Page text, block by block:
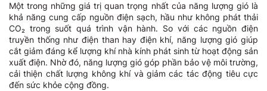
Một trong những giá trị quan trọng nhất của năng lượng gió là
khả năng cung cấp nguồn điện sạch, hầu như không phát thải
CO₂ trong suốt quá trình vận hành. So với các nguồn điện
truyền thống như điện than hay điện khí, năng lượng gió giúp
cắt giảm đáng kể lượng khí nhà kính phát sinh từ hoạt động sản
xuất điện. Nhờ đó, năng lượng gió góp phần bảo vệ môi trường,
cải thiện chất lượng không khí và giảm các tác động tiêu cực
đến sức khỏe cộng đồng.